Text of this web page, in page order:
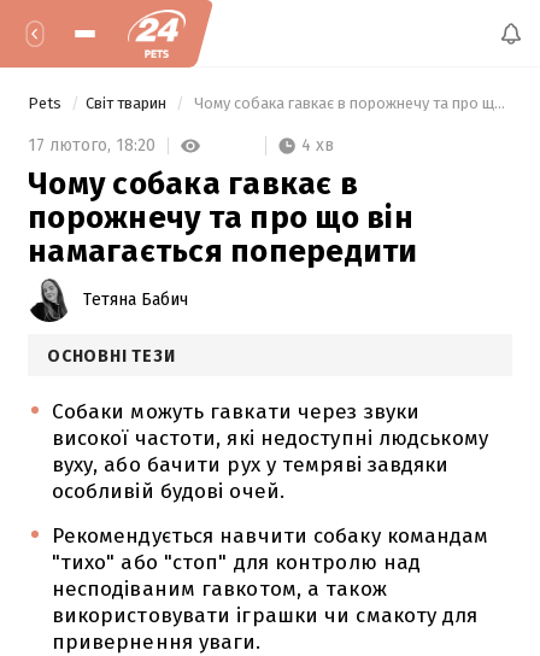
Pets Світ тварин Чому собака гавкає в порожнечу та про що він намагається попередити
17 лютого, 18:20 4 хв
Чому собака гавкає в
порожнечу та про що він
намагається попередити
Тетяна Бабич
ОСНОВНІ ТЕЗИ
Собаки можуть гавкати через звуки
високої частоти, які недоступні людському
вуху, або бачити рух у темряві завдяки
особливій будові очей.
Рекомендується навчити собаку командам
"тихо" або "стоп" для контролю над
несподіваним гавкотом, а також
використовувати іграшки чи смакоту для
привернення уваги.